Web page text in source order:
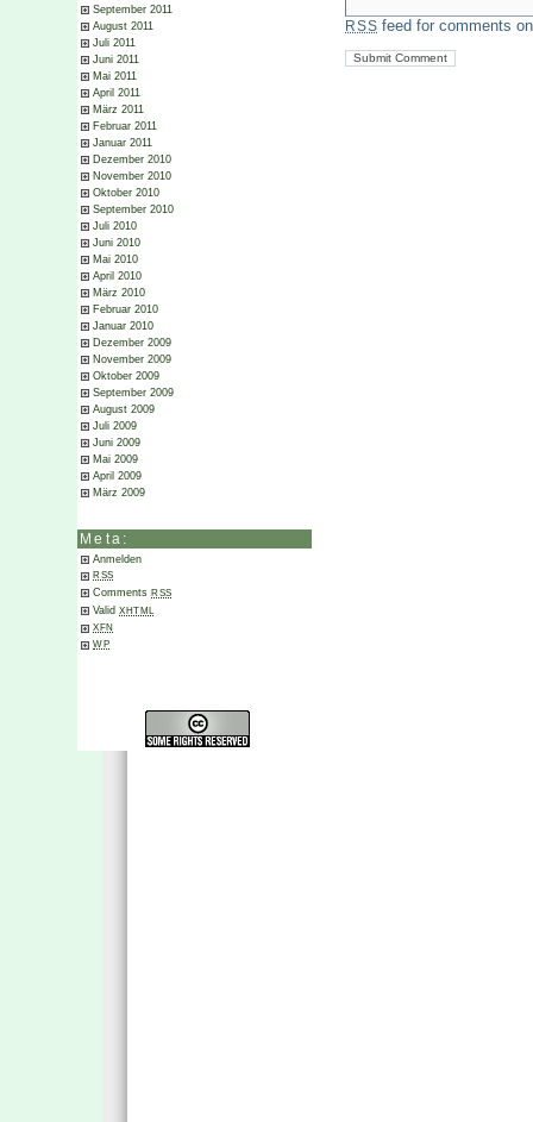
September 2011
August 2011
Juli 2011
Juni 2011
Mai 2011
April 2011
März 2011
Februar 2011
Januar 2011
Dezember 2010
November 2010
Oktober 2010
September 2010
Juli 2010
Juni 2010
Mai 2010
April 2010
März 2010
Februar 2010
Januar 2010
Dezember 2009
November 2009
Oktober 2009
September 2009
August 2009
Juli 2009
Juni 2009
Mai 2009
April 2009
März 2009
Meta:
Anmelden
RSS
Comments RSS
Valid XHTML
XFN
WP
RSS feed for comments